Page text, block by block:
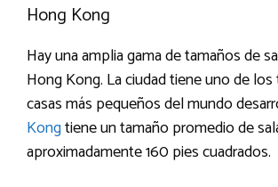
Hong Kong
Hay una amplia gama de tamaños de
Hong Kong. La ciudad tiene uno de
casas más pequeños del mundo
Kongtiene un tamaño promedio de
aproximadamente 160 pies cuadrados.